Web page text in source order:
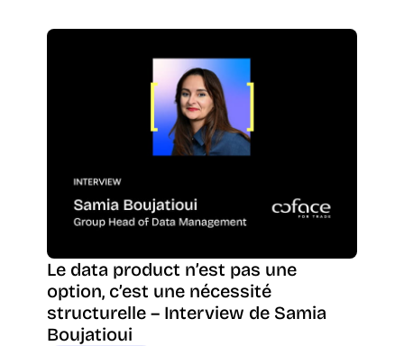
Le data product n’est pas une
option, c’est une nécessité
structurelle – Interview de Samia
Boujatioui